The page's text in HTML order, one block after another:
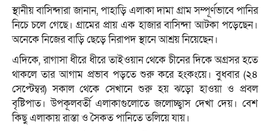
স্থানীয় বাসিন্দারা জানান, পাহাড়ি এলাকা দামা গ্রাম সম্পূর্ণভাবে পানির
নিচে চলে গেছে। গ্রামের প্রায় এক হাজার বাসিন্দা আটকা পড়েছেন।
অনেকে নিজের বাড়ি ছেড়ে নিরাপদ স্থানে আশ্রয় নিয়েছেন।
এদিকে, রাগাসা ধীরে ধীরে তাইওয়ান থেকে চীনের দিকে অগ্রসর হতে
থাকলে তার আগাম প্রভাব পড়তে শুরু করে হংকংয়ে। বুধবার (২৪
সেপ্টেম্বর) সকাল থেকে সেখানে শুরু হয় ঝড়ো হাওয়া ও প্রবল
বৃষ্টিপাত। উপকূলবর্তী এলাকাগুলোতে জলোচ্ছ্বাস দেখা দেয়। বেশ
কিছু এলাকায় রাস্তা ও সৈকত পানিতে তলিয়ে যায়।